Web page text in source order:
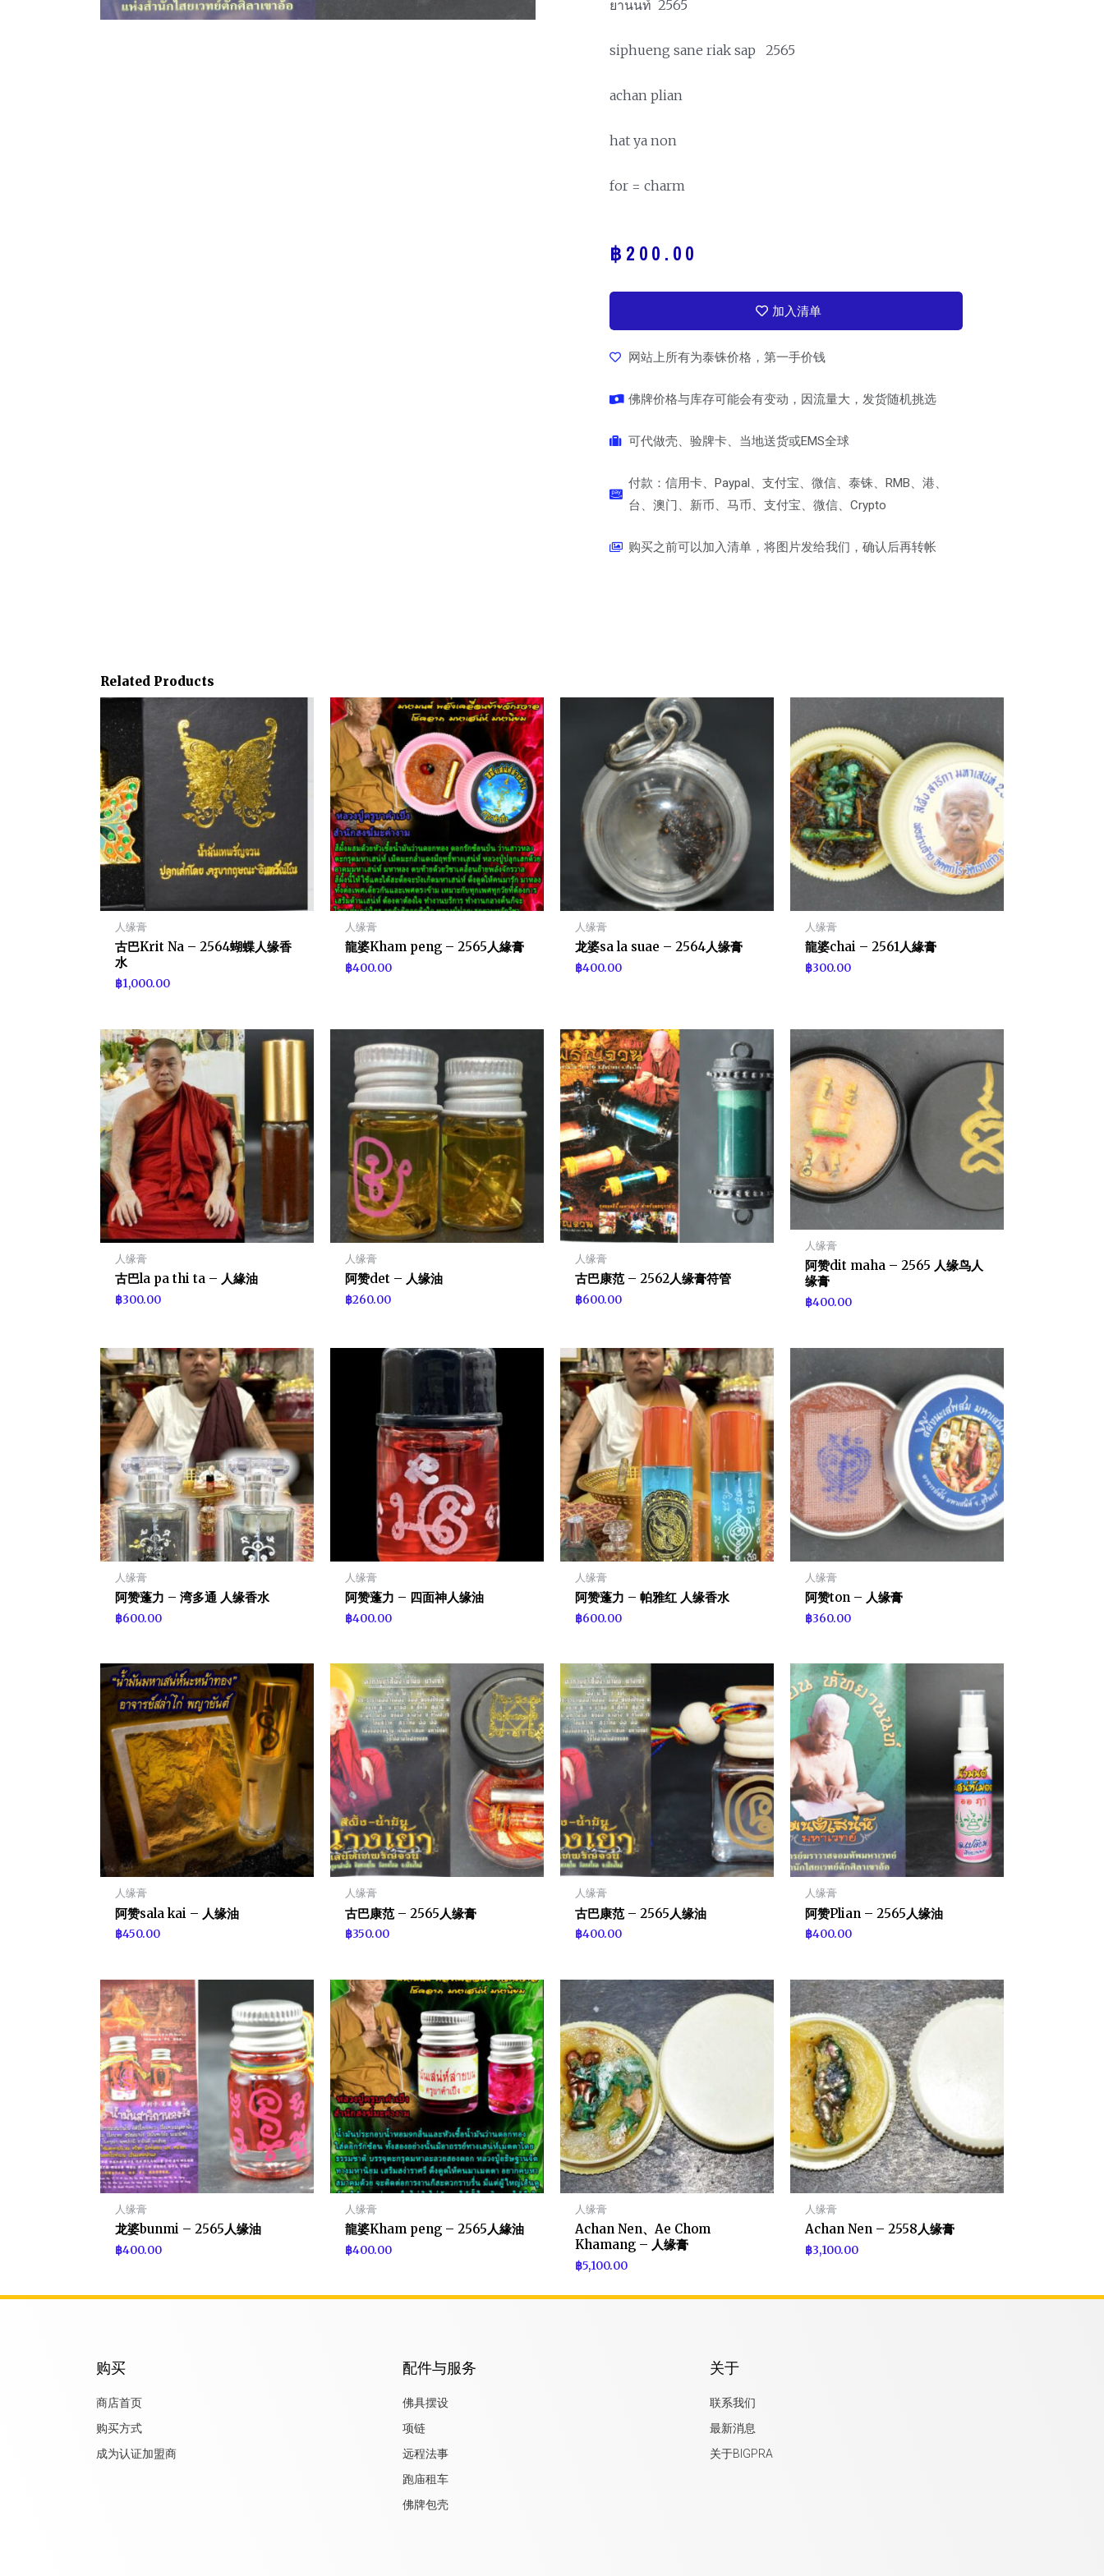
ยานนท์ 2565
siphueng sane riak sap 2565
achan plian
hat ya non
for = charm
฿ 200.00
加入清单
网站上所有为泰铢价格，第一手价钱
佛牌价格与库存可能会有变动，因流量大，发货随机挑选
可代做壳、验牌卡、当地送货或EMS全球
付款：信用卡、Paypal、支付宝、微信、泰铢、RMB、港、
台、澳门、新币、马币、支付宝、微信、Crypto
购买之前可以加入清单，将图片发给我们，确认后再转帐
Related Products
人缘膏
古巴Krit Na – 2564蝴蝶人缘香
水
฿1,000.00
人缘膏
龍婆Kham peng – 2565人緣膏
฿400.00
人缘膏
龙婆sa la suae – 2564人缘膏
฿400.00
人缘膏
龍婆chai – 2561人緣膏
฿300.00
人缘膏
古巴la pa thi ta – 人緣油
฿300.00
人缘膏
阿赞det – 人缘油
฿260.00
人缘膏
古巴康范 – 2562人缘膏符管
฿600.00
人缘膏
阿赞dit maha – 2565 人缘鸟人
缘膏
฿400.00
人缘膏
阿赞蓬力 – 湾多通 人缘香水
฿600.00
人缘膏
阿赞蓬力 – 四面神人缘油
฿400.00
人缘膏
阿赞蓬力 – 帕雅红 人缘香水
฿600.00
人缘膏
阿赞ton – 人缘膏
฿360.00
人缘膏
阿赞sala kai – 人缘油
฿450.00
人缘膏
古巴康范 – 2565人缘膏
฿350.00
人缘膏
古巴康范 – 2565人缘油
฿400.00
人缘膏
阿赞Plian – 2565人缘油
฿400.00
人缘膏
龙婆bunmi – 2565人缘油
฿400.00
人缘膏
龍婆Kham peng – 2565人緣油
฿400.00
人缘膏
Achan Nen、Ae Chom
Khamang – 人缘膏
฿5,100.00
人缘膏
Achan Nen – 2558人缘膏
฿3,100.00
购买
商店首页
购买方式
成为认证加盟商
配件与服务
佛具摆设
项链
远程法事
跑庙租车
佛牌包壳
关于
联系我们
最新消息
关于BIGPRA